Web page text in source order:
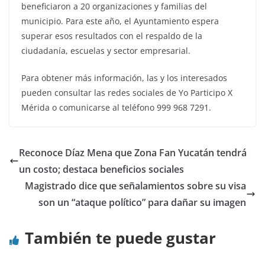
beneficiaron a 20 organizaciones y familias del
municipio. Para este año, el Ayuntamiento espera
superar esos resultados con el respaldo de la
ciudadanía, escuelas y sector empresarial.
Para obtener más información, las y los interesados
pueden consultar las redes sociales de Yo Participo X
Mérida o comunicarse al teléfono 999 968 7291.
Reconoce Díaz Mena que Zona Fan Yucatán tendrá
un costo; destaca beneficios sociales
Magistrado dice que señalamientos sobre su visa
son un “ataque político” para dañar su imagen
También te puede gustar